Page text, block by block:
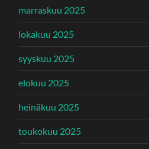
marraskuu 2025
lokakuu 2025
syyskuu 2025
elokuu 2025
heinäkuu 2025
toukokuu 2025